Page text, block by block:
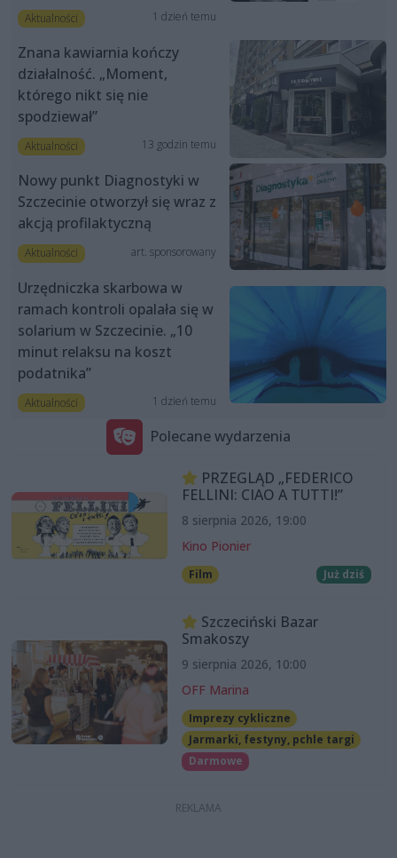
Aktualności 1 dzień temu
Znana kawiarnia kończy
działalność. „Moment,
którego nikt się nie
spodziewał”
Aktualności 13 godzin temu
Nowy punkt Diagnostyki w
Szczecinie otworzył się wraz z
akcją profilaktyczną
Aktualności art. sponsorowany
Urzędniczka skarbowa w
ramach kontroli opalała się w
solarium w Szczecinie. „10
minut relaksu na koszt
podatnika”
Aktualności 1 dzień temu
Polecane wydarzenia
PRZEGLĄD „FEDERICO
FELLINI: CIAO A TUTTI!”
8 sierpnia 2026, 19:00
Kino Pionier
Film Już dziś
Szczeciński Bazar
Smakoszy
9 sierpnia 2026, 10:00
OFF Marina
Imprezy cykliczne
Jarmarki, festyny, pchle targi
Darmowe